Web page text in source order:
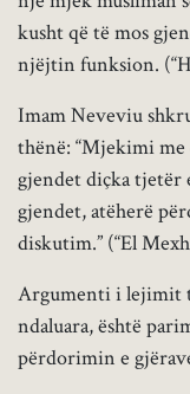
kusht që të mos
njëjtin funksion.
Imam Neveviu
thënë: “Mjekimi
gjendet diçka tjetër
gjendet, atëherë
diskutim.” (“El
Argumenti i lejimit
ndaluara, është
përdorimin e